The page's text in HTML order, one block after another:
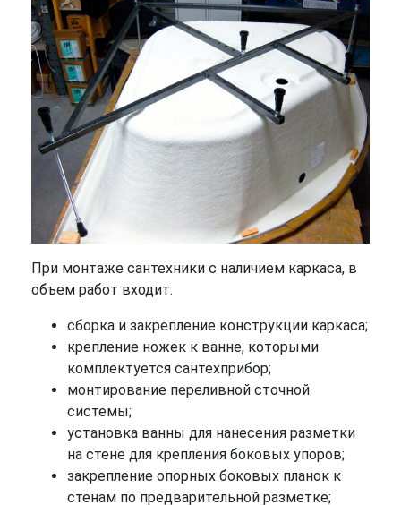
При монтаже сантехники с наличием каркаса, в
объем работ входит:
сборка и закрепление конструкции каркаса;
крепление ножек к ванне, которыми
комплектуется сантехприбор;
монтирование переливной сточной
системы;
установка ванны для нанесения разметки
на стене для крепления боковых упоров;
закрепление опорных боковых планок к
стенам по предварительной разметке;